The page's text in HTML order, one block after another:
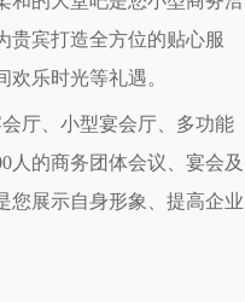
贵宾打造全方位的贴心服
乐时光等礼遇。
厅、小型宴会厅、多功能
人的商务团体会议、宴会及
您展示自身形象、提高企业